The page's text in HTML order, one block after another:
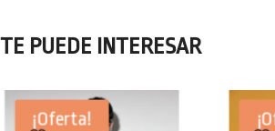
TE PUEDE INTERESAR
¡Oferta!